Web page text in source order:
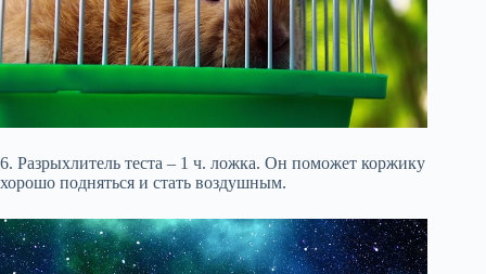
6. Разрыхлитель теста – 1 ч. ложка. Он поможет коржику
хорошо подняться и стать воздушным.